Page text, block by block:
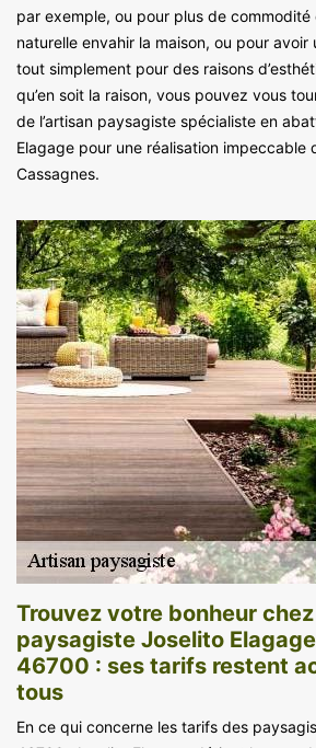
par exemple, ou pour plus de commodité
naturelle envahir la maison, ou pour
tout simplement pour des raisons
qu’en soit la raison, vous pouvez vous
de l’artisan paysagiste spécialiste en
Elagage pour une réalisation impeccable
Cassagnes.
Trouvez votre bonheur chez
paysagiste Joselito
46700 : ses tarifs restent
tous
En ce qui concerne les tarifs des